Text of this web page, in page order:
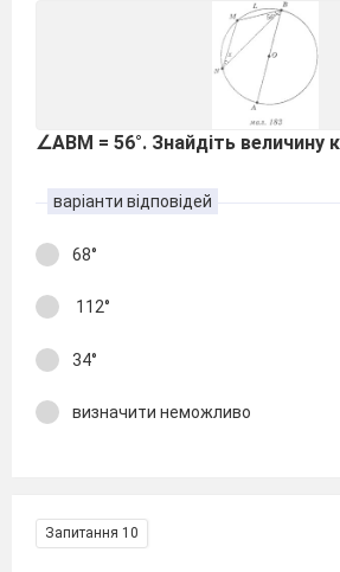
∠АВМ = 56°. Знайдіть величину
варіанти відповідей
68°
112°
34°
визначити неможливо
Запитання 10